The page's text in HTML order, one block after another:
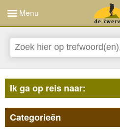
Menu
Ik ga op reis naar:
Categorieën